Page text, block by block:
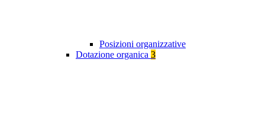
Posizioni organizzative
Dotazione organica 3